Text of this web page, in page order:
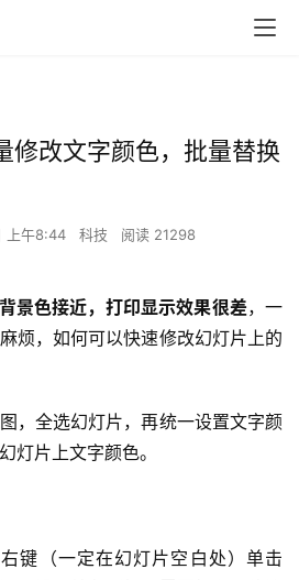
修改文字颜色，批量替换
上午8:44 科技 阅读 21298
景色接近，打印显示效果很差，一
烦，如何可以快速修改幻灯片上的
，全选幻灯片，再统一设置文字颜
灯片上文字颜色。
键（一定在幻灯片空白处）单击